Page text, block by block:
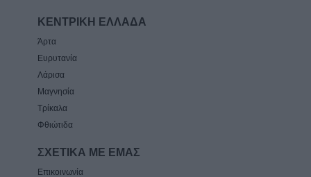
ΚΕΝΤΡΙΚΗ ΕΛΛΑΔΑ
Άρτα
Ευρυτανία
Λάρισα
Μαγνησία
Τρίκαλα
Φθιώτιδα
ΣΧΕΤΙΚΑ ΜΕ ΕΜΑΣ
Επικοινωνία